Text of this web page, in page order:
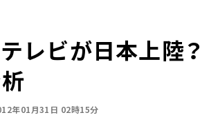
レビが日本上
年01月31日 02時15分